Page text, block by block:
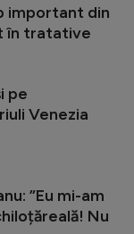
important din
în tratative
pe
Venezia
”Eu mi-am
Nu